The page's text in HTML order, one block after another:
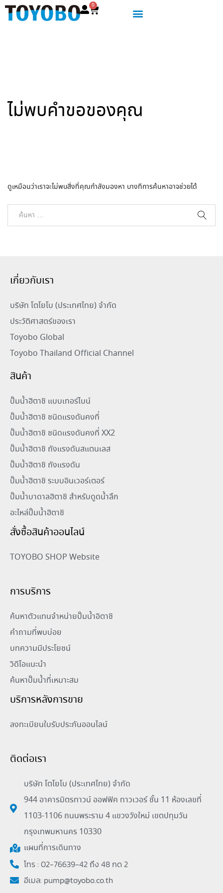
0
ไม่พบคำขอของคุณ
ดูเหมือนว่าเราจะไม่พบสิ่งที่คุณกำลังมองหา บางทีการค้นหาอาจช่วยได้
เกี่ยวกับเรา
บริษัท โตโยโบ (ประเทศไทย) จำกัด
ประวัติศาสตร์ของเรา
Toyobo Global
Toyobo Thailand Official Channel
สินค้า
ปั๊มน้ำฮิตาชิ แบบเทอร์ไบน์
ปั๊มน้ำฮิตาชิ ชนิดแรงดันคงที่
ปั๊มน้ำฮิตาชิ ชนิดแรงดันคงที่ XX2
ปั๊มน้ำฮิตาชิ ถังแรงดันสแตนเลส
ปั๊มน้ำฮิตาชิ ถังแรงดัน
ปั๊มน้ำฮิตาชิ ระบบอินเวอร์เตอร์
ปั๊มน้ำบาดาลฮิตาชิ สำหรับดูดน้ำลึก
อะไหล่ปั๊มน้ำฮิตาชิ
สั่งซื้อสินค้าออนไลน์
TOYOBO SHOP Website
การบริการ
ค้นหาตัวแทนจำหน่ายปั๊มน้ำอิตาชิ
คำถามที่พบบ่อย
บทความมีประโยชน์
วิดีโอแนะนำ
ค้นหาปั๊มน้ำที่เหมาะสม
บริการหลังการขาย
ลงทะเบียนใบรับประกันออนไลน์
ติดต่อเรา
บริษัท โตโยโบ (ประเทศไทย) จำกัด
944 อาคารมิตรทาวน์ ออฟฟิค ทาวเวอร์ ชั้น 11 ห้องเลขที่
1103-1106 ถนนพระราม 4 แขวงวังใหม่ เขตปทุมวัน
กรุงเทพมหานคร 10330
แผนที่การเดินทาง
โทร : 02-76639-42 ถึง 48 กด 2
อีเมล: pump@toyobo.co.th